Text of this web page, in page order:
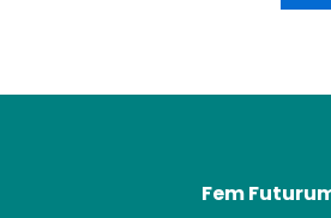
Fem